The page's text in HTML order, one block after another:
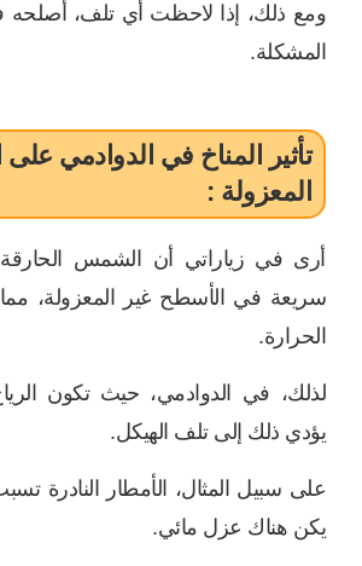
ومع ذلك، إذا لاحظت أي تلف، أصلحه
المشكلة.
تأثير المناخ في الدوادمي
المعزولة :
أرى في زياراتي أن الشمس
سريعة في الأسطح غير المعزولة،
الحرارة.
لذلك، في الدوادمي، حيث تكون
يؤدي ذلك إلى تلف الهيكل.
على سبيل المثال، الأمطار النادرة
يكن هناك عزل مائي.